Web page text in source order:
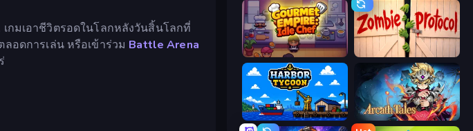
เกมเอาชีวิตรอดในโลกหลังวันสิ้นโลกที่
อดการเล่น หรือเข้าร่วม Battle Arena
Zombie Protocol
Harbor Tycoon Arcath Tales